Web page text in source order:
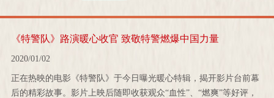
《特警队》路演暖心收官 致敬特警燃爆中国力量
2020/01/02
正在热映的电影《特警队》于今日曝光暖心特辑，揭开影片台前幕
后的精彩故事。影片上映后随即收获观众“血性”、“燃爽”等好评，